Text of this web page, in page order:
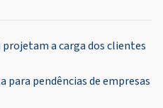
a carga dos clientes
para pendências de empresas